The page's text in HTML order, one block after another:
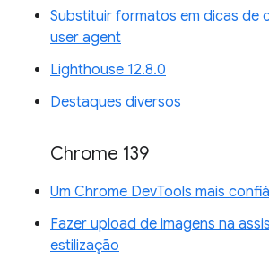
Substituir formatos em dicas de
user agent
Lighthouse 12.8.0
Destaques diversos
Chrome 139
Um Chrome DevTools mais
Fazer upload de imagens na
estilização